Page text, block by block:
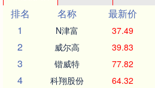
排名
名称 最新价
1
N津富 37.49
2 威尔高 39.83
3 锴威特 77.82
4 科翔股份 64.32